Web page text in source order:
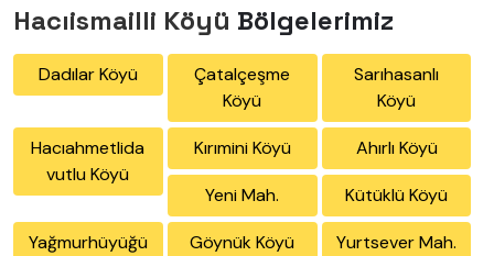
Hacıismailli Köyü Bölgelerimiz
Dadılar Köyü
Çatalçeşme
Köyü
Sarıhasanlı
Köyü
Hacıahmetlida
vutlu Köyü
Kırımini Köyü Ahırlı Köyü
Yeni Mah. Kütüklü Köyü
Yağmurhüyüğü
Göynük Köyü Yurtsever Mah.